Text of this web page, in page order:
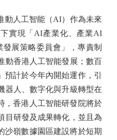
人工智能（AI）作為未來
實現「AI產業化、產業AI
展策略委員會」，專責制
動香港人工智能發展；數百
計於今年內開始運作，引
器人、數字化與升級轉型在
，香港人工智能研發院將於
目研發及成果轉化，並且為
沙嶺數據園區建設將於短期